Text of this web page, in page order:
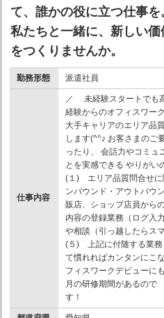
て、誰かの役に立つ仕事を
私たちと一緒に、新しい価
をつくりませんか。
勤務形態 派遣社員
仕事内容
／ 未経験スタートで
経験からのオフィスワー
大手キャリアのエリア品
します(^^♪ お客さまのご
ったり、 会話力やコミュ
とを実感できる やりがい
(１) エリア品質問合せに
ンバウンド・アウトバウ
販店、ショップ店員から
内容の登録業務（ログ入
や相談（引っ越したらス
(５) 上記に付随する業
て慣れればカンタンにこ
フィスワークデビュー
月の研修期間があるので
す！